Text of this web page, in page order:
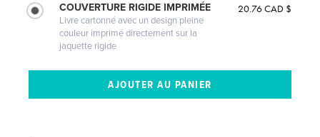
COUVERTURE RIGIDE IMPRIMÉE
Livre cartonné avec un design pleine
couleur imprimé directement sur la
jaquette rigide
20.76 CAD $